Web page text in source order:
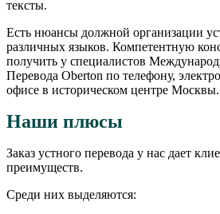
тексты.
Есть нюансы должной организации
различных языков. Компетентную
получить у специалистов
Перевода Oberton по телефону,
офисе в историческом центре Москвы.
Наши плюсы
Заказ устного перевода у нас дает
преимуществ.
Среди них выделяются: